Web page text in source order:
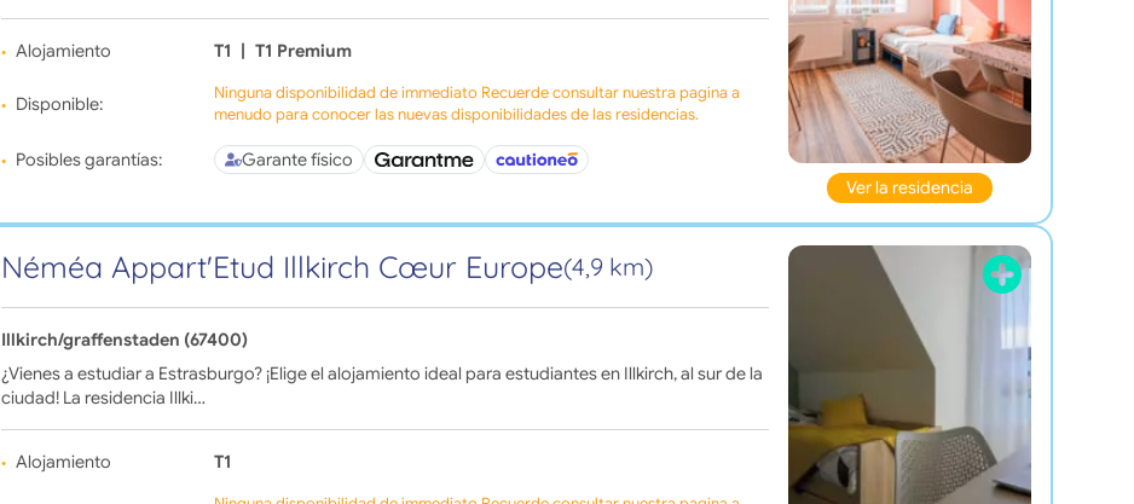
Alojamiento T1 | T1 Premium
Disponible:
Ninguna disponibilidad de immediato Recuerde consultar nuestra pagina a
menudo para conocer las nuevas disponibilidades de las residencias.
Posibles garantías:
Garante físico
Ver la residencia
Néméa Appart'Etud Illkirch Cœur Europe(4,9 km)
Illkirch/graffenstaden (67400)
¿Vienes a estudiar a Estrasburgo? ¡Elige el alojamiento ideal para estudiantes en Illkirch, al sur de la
ciudad! La residencia Illki…
Alojamiento T1